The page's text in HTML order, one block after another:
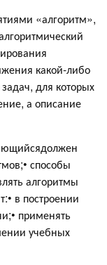
«алгоритм»,
какой-либо
для которых
а описание
способы
алгоритмы
в построении
применять
учебных